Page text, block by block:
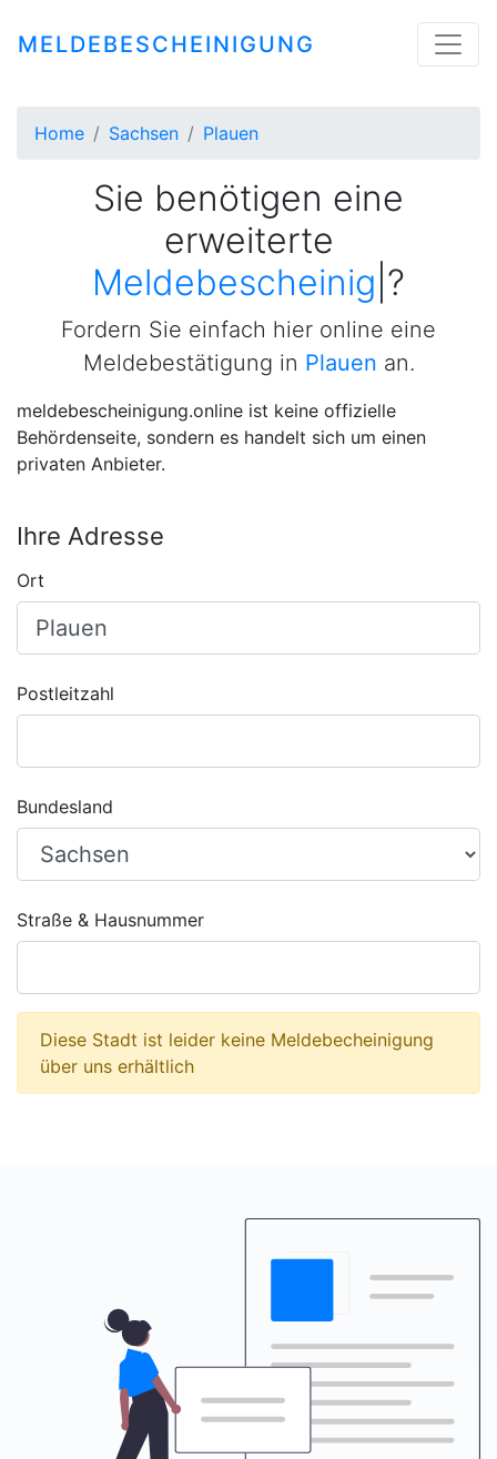
MELDEBESCHEINIGUNG
Home Sachsen Plauen
Sie benötigen eine
erweiterte
Meldebescheinigung
Fordern Sie einfach hier online eine
Meldebestätigung in Plauen an.
meldebescheinigung.online ist keine offizielle
Behördenseite, sondern es handelt sich um einen
privaten Anbieter.
Ihre Adresse
Ort
Postleitzahl
Bundesland
Straße & Hausnummer
Diese Stadt ist leider keine Meldebecheinigung
über uns erhältlich